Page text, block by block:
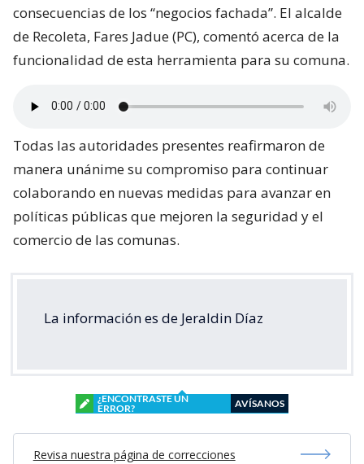
consecuencias de los “negocios fachada”. El alcalde
de Recoleta, Fares Jadue (PC), comentó acerca de la
funcionalidad de esta herramienta para su comuna.
Todas las autoridades presentes reafirmaron de
manera unánime su compromiso para continuar
colaborando en nuevas medidas para avanzar en
políticas públicas que mejoren la seguridad y el
comercio de las comunas.
La información es de Jeraldin Díaz
¿ENCONTRASTE UN
ERROR?
AVÍSANOS
Revisa nuestra página de correcciones